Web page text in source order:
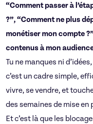
“Comment passer à
?”, “Comment ne plus
monétiser mon compte
contenus à mon
Tu ne manques ni
c’est un cadre simple,
vivre, se vendre, et
des semaines de mise en
Et c’est là que les